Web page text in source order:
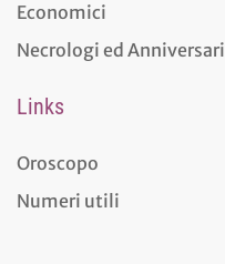
Economici
Necrologi ed Anniversari
Links
Oroscopo
Numeri utili